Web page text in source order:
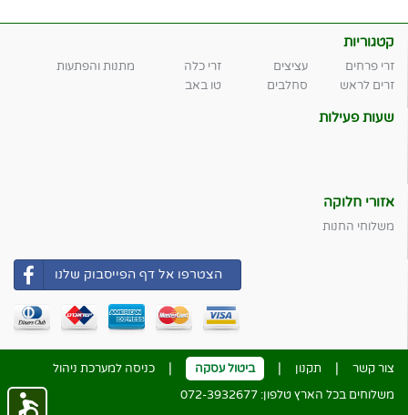
קטגוריות
זרי פרחים עציצים זרי כלה
מתנות והפתעות
זרים לראש
סחלבים טו באב
שעות פעילות
אזורי חלוקה
משלוחי החנות
הצטרפו אל דף הפייסבוק שלנו
צור קשר | תקנון | ביטול עסקה |
כניסה למערכת ניהול
משלוחים בכל הארץ טלפון: 072-3932677